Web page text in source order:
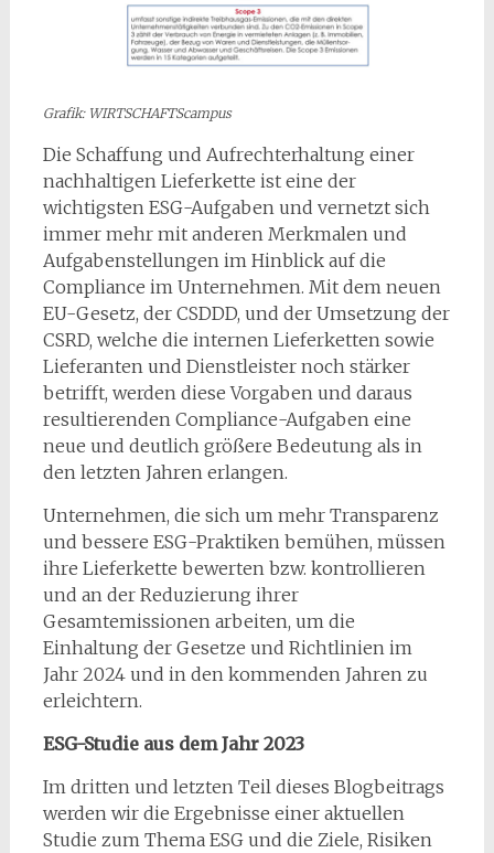
Grafik: WIRTSCHAFTScampus
Die Schaffung und Aufrechterhaltung einer
nachhaltigen Lieferkette ist eine der
wichtigsten ESG-Aufgaben und vernetzt sich
immer mehr mit anderen Merkmalen und
Aufgabenstellungen im Hinblick auf die
Compliance im Unternehmen. Mit dem neuen
EU-Gesetz, der CSDDD, und der Umsetzung der
CSRD, welche die internen Lieferketten sowie
Lieferanten und Dienstleister noch stärker
betrifft, werden diese Vorgaben und daraus
resultierenden Compliance-Aufgaben eine
neue und deutlich größere Bedeutung als in
den letzten Jahren erlangen.
Unternehmen, die sich um mehr Transparenz
und bessere ESG-Praktiken bemühen, müssen
ihre Lieferkette bewerten bzw. kontrollieren
und an der Reduzierung ihrer
Gesamtemissionen arbeiten, um die
Einhaltung der Gesetze und Richtlinien im
Jahr 2024 und in den kommenden Jahren zu
erleichtern.
ESG-Studie aus dem Jahr 2023
Im dritten und letzten Teil dieses Blogbeitrags
werden wir die Ergebnisse einer aktuellen
Studie zum Thema ESG und die Ziele, Risiken